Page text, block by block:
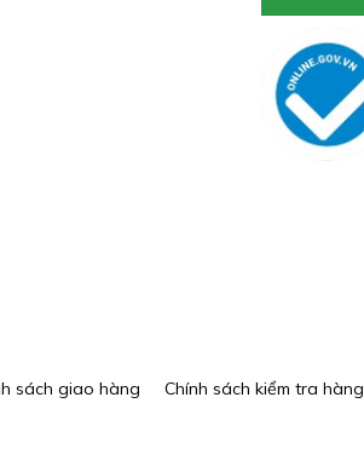
sách giao hàng Chính sách kiểm tra hàng